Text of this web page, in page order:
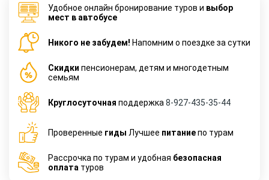
Удобное онлайн бронирование туров и выбор
мест в автобусе
Никого не забудем! Напомним о поездке за сутки
Cкидки пенсионерам, детям и многодетным
семьям
Круглосуточная поддержка 8-927-435-35-44
Проверенные гиды Лучшее питаниепо турам
Рассрочка по турам и удобная безопасная
оплата туров